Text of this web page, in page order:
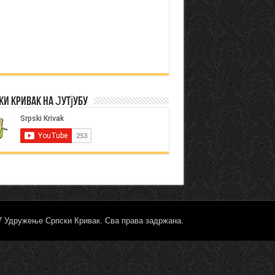
Кривак на Јутјубу
Удружење Српски Кривак. Сва права задржана.